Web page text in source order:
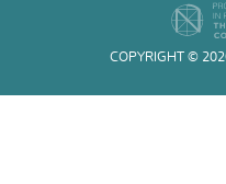
COPYRIGHT ©